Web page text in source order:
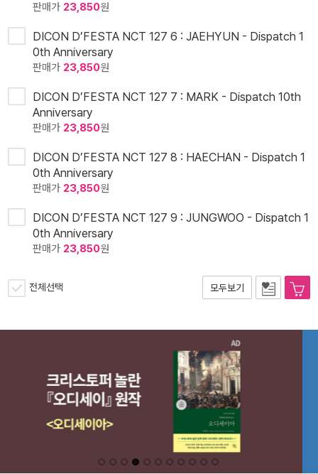
판매가 23,850원
DICON D’FESTA NCT 127 6 : JAEHYUN - Dispatch 1
0th Anniversary
판매가 23,850원
DICON D’FESTA NCT 127 7 : MARK - Dispatch 10th
Anniversary
판매가 23,850원
DICON D’FESTA NCT 127 8 : HAECHAN - Dispatch 1
0th Anniversary
판매가 23,850원
DICON D’FESTA NCT 127 9 : JUNGWOO - Dispatch 1
0th Anniversary
판매가 23,850원
전체선택 모두보기